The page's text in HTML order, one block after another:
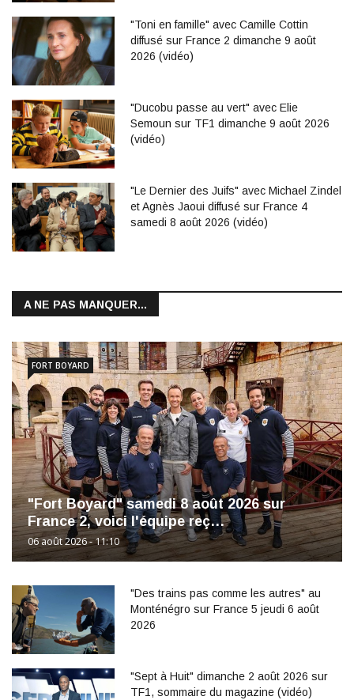
"Toni en famille" avec Camille Cottin
diffusé sur France 2 dimanche 9 août
2026 (vidéo)
"Ducobu passe au vert" avec Elie
Semoun sur TF1 dimanche 9 août 2026
(vidéo)
"Le Dernier des Juifs" avec Michael Zindel
et Agnès Jaoui diffusé sur France 4
samedi 8 août 2026 (vidéo)
A NE PAS MANQUER...
"Fort Boyard" samedi 8 août 2026 sur
France 2, voici l'équipe reç…
06 août 2026 - 11:10
FORT BOYARD
"Des trains pas comme les autres" au
Monténégro sur France 5 jeudi 6 août
2026
"Sept à Huit" dimanche 2 août 2026 sur
TF1, sommaire du magazine (vidéo)